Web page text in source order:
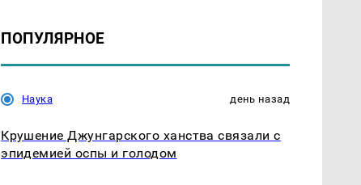
ПОПУЛЯРНОЕ
Наука день назад
Крушение Джунгарского ханства связали с
эпидемией оспы и голодом